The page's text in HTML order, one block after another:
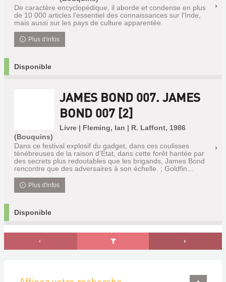
De caractère encyclopédique, il aborde et condense en plus
de 10 000 articles l'essentiel des connaissances sur l'Inde,
mais aussi sur les pays de culture apparentée.
Plus d'infos
Disponible
JAMES BOND 007. JAMES
BOND 007 [2]
Livre | Fleming, Ian | R. Laffont, 1986
(Bouquins)
Dans ce festival explosif du gadget, dans ces coulisses
ténébreuses de la raison d'Etat, dans cette forêt hantée par
des secrets plus redoutables que les brigands, James Bond
rencontre que des adversaires à son échelle. ; Goldfin...
Plus d'infos
Disponible